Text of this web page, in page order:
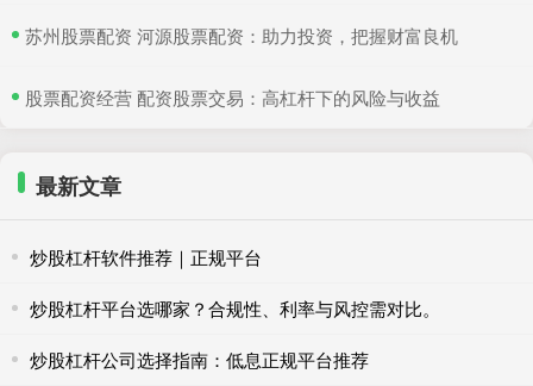
​苏州股票配资 河源股票配资：助力投资，把握财富良机
​股票配资经营 配资股票交易：高杠杆下的风险与收益
最新文章
炒股杠杆软件推荐｜正规平台
炒股杠杆平台选哪家？合规性、利率与风控需对比。
炒股杠杆公司选择指南：低息正规平台推荐